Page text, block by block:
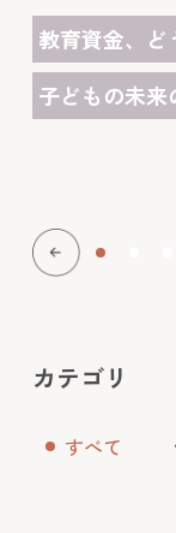
教育資金、ど
子どもの未来
カテゴリ
すべて